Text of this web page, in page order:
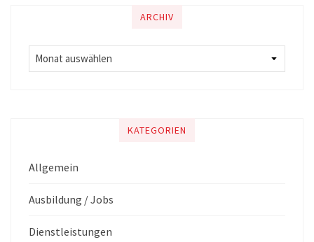
ARCHIV
KATEGORIEN
Allgemein
Ausbildung / Jobs
Dienstleistungen